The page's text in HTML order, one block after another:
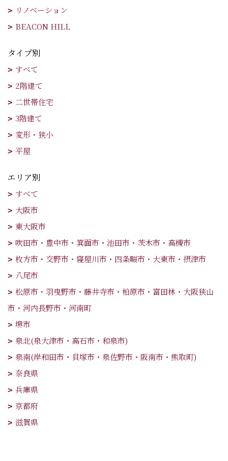
リノベーション
BEACON HILL
タイプ別
すべて
2階建て
二世帯住宅
3階建て
変形・狭小
平屋
エリア別
すべて
大阪市
東大阪市
吹田市・豊中市・箕面市・池田市・茨木市・高槻市
枚方市・交野市・寝屋川市・四条畷市・大東市・摂津市
八尾市
松原市・羽曳野市・藤井寺市・柏原市・富田林・大阪狭山
市・河内長野市・河南町
堺市
泉北(泉大津市・高石市・和泉市)
泉南(岸和田市・貝塚市・泉佐野市・阪南市・熊取町)
奈良県
兵庫県
京都府
滋賀県